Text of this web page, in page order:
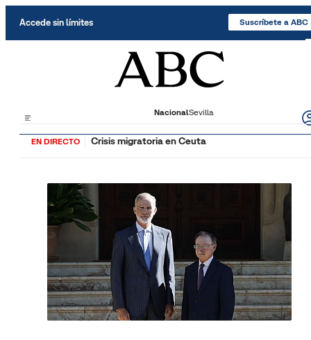
Accede sin límites Suscríbete a ABC
NacionalSevilla
EN DIRECTO Crisis migratoria en Ceuta